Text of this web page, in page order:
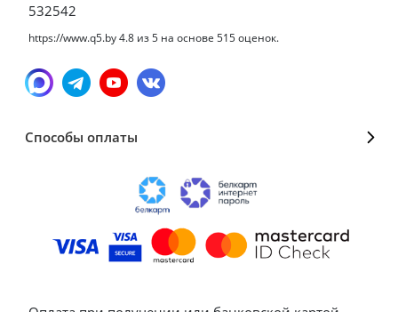
532542
https://www.q5.by4.8 из5 на основе 515оценок.
Способы оплаты